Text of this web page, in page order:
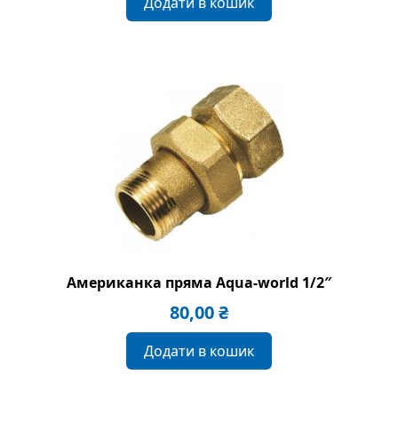
Американка пряма Aqua-world 1/2″
80,00₴
Додати в кошик